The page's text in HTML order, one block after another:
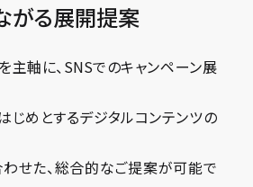
がる展開提案
主軸に、SNSでのキャンペーン展
じめとするデジタルコンテンツの
せた、総合的なご提案が可能で